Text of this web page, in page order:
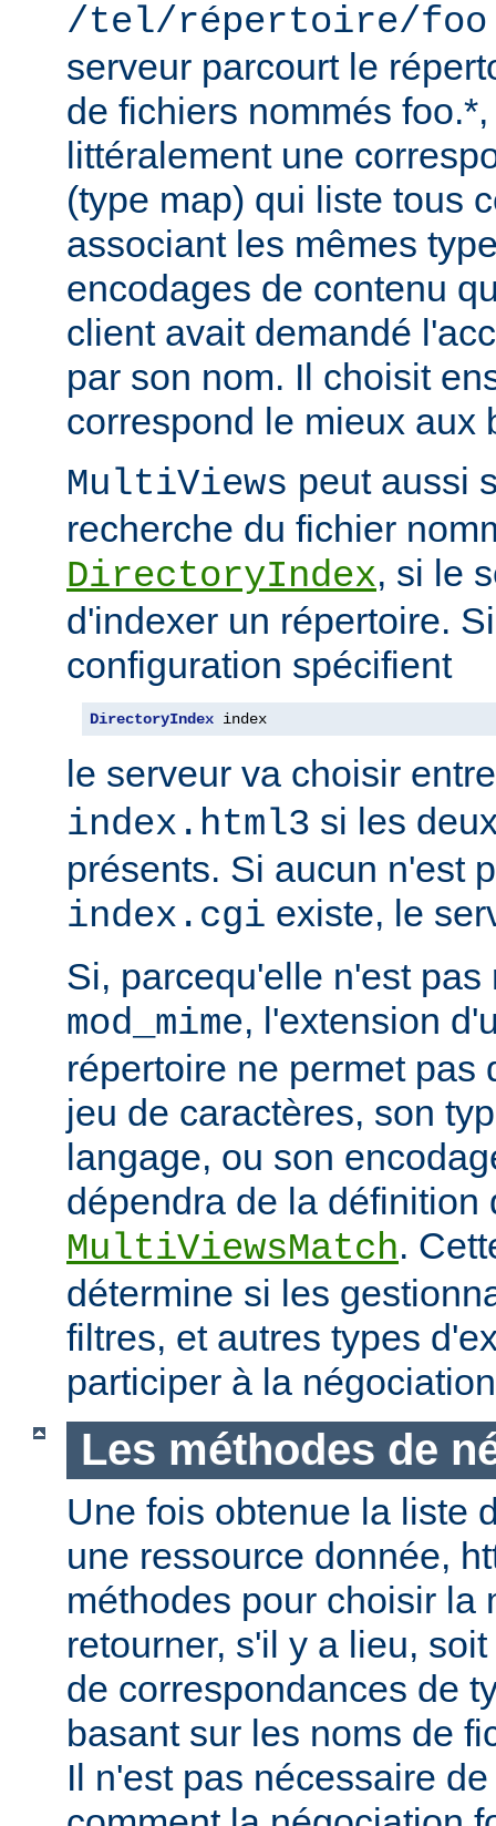
/tel/répertoire/foo
serveur parcourt le
de fichiers nommés
littéralement une
(type map) qui liste tous
associant les mêmes
encodages de contenu
client avait demandé
par son nom. Il choisit
correspond le mieux aux
MultiViews peut aussi
recherche du fichier
DirectoryIndex, si le
d'indexer un répertoire.
configuration spécifient
DirectoryIndex index
le serveur va choisir
index.html3 si les
présents. Si aucun n'est
index.cgi existe, le
Si, parcequ'elle n'est pas
mod_mime, l'extension
répertoire ne permet pas
jeu de caractères, son
langage, ou son
dépendra de la définition
MultiViewsMatch.
détermine si les
filtres, et autres types
participer à la
Les méthodes de
Une fois obtenue la liste
une ressource donnée,
méthodes pour choisir la
retourner, s'il y a lieu,
de correspondances de
basant sur les noms de
Il n'est pas nécessaire